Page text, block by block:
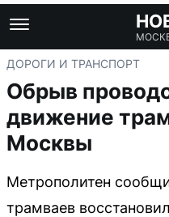
ДОРОГИ И ТРАНСПОРТ
Обрыв
движение
Москвы
Метрополитен
трамваев